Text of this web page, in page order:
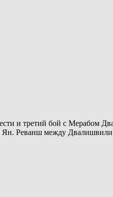
и третий бой с Мерабом
Ян. Реванш между